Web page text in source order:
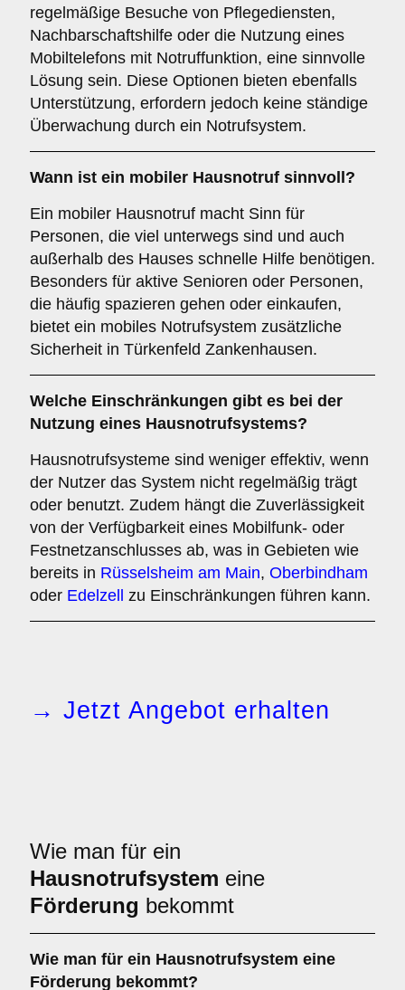
regelmäßige Besuche von Pflegediensten,
Nachbarschaftshilfe oder die Nutzung eines
Mobiltelefons mit Notruffunktion, eine sinnvolle
Lösung sein. Diese Optionen bieten ebenfalls
Unterstützung, erfordern jedoch keine ständige
Überwachung durch ein Notrufsystem.
Wann ist ein mobiler Hausnotruf sinnvoll?
Ein mobiler Hausnotruf macht Sinn für
Personen, die viel unterwegs sind und auch
außerhalb des Hauses schnelle Hilfe benötigen.
Besonders für aktive Senioren oder Personen,
die häufig spazieren gehen oder einkaufen,
bietet ein mobiles Notrufsystem zusätzliche
Sicherheit in Türkenfeld Zankenhausen.
Welche Einschränkungen gibt es bei der
Nutzung eines Hausnotrufsystems?
Hausnotrufsysteme sind weniger effektiv, wenn
der Nutzer das System nicht regelmäßig trägt
oder benutzt. Zudem hängt die Zuverlässigkeit
von der Verfügbarkeit eines Mobilfunk- oder
Festnetzanschlusses ab, was in Gebieten wie
bereits in Rüsselsheim am Main, Oberbindham
oder Edelzell zu Einschränkungen führen kann.
→ Jetzt Angebot erhalten
Wie man für ein
Hausnotrufsystem eine
Förderung bekommt
Wie man für ein Hausnotrufsystem eine
Förderung bekommt?